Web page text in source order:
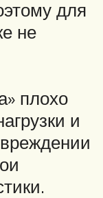
для
не
плохо
и